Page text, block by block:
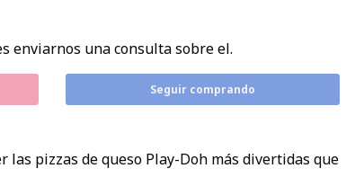
enviarnos una consulta sobre el.
Seguir comprando
las pizzas de queso Play-Doh más divertidas que